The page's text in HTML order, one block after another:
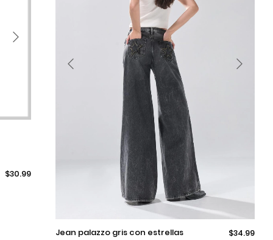
$30.99
Selecciona una talla $34.99
jean palazzo gris con estrellas